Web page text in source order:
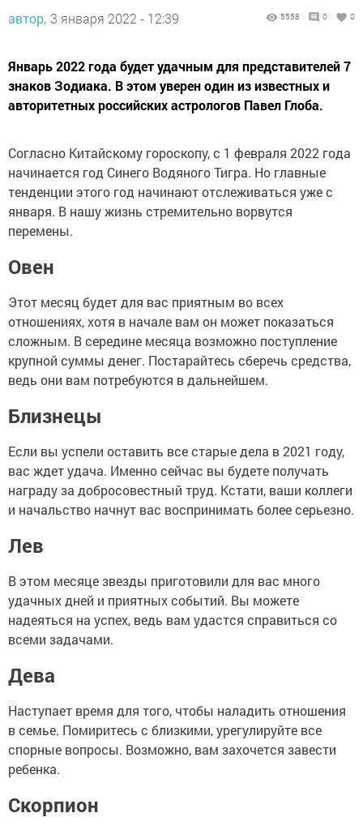
автор, 3 января 2022 - 12:39 5558 0 0
Январь 2022 года будет удачным для представителей 7
знаков Зодиака. В этом уверен один из известных и
авторитетных российских астрологов Павел Глоба.
Согласно Китайскому гороскопу, с 1 февраля 2022 года
начинается год Синего Водяного Тигра. Но главные
тенденции этого год начинают отслеживаться уже с
января. В нашу жизнь стремительно ворвутся
перемены.
Овен
Этот месяц будет для вас приятным во всех
отношениях, хотя в начале вам он может показаться
сложным. В середине месяца возможно поступление
крупной суммы денег. Постарайтесь сберечь средства,
ведь они вам потребуются в дальнейшем.
Близнецы
Если вы успели оставить все старые дела в 2021 году,
вас ждет удача. Именно сейчас вы будете получать
награду за добросовестный труд. Кстати, ваши коллеги
и начальство начнут вас воспринимать более серьезно.
Лев
В этом месяце звезды приготовили для вас много
удачных дней и приятных событий. Вы можете
надеяться на успех, ведь вам удастся справиться со
всеми задачами.
Дева
Наступает время для того, чтобы наладить отношения
в семье. Помиритесь с близкими, урегулируйте все
спорные вопросы. Возможно, вам захочется завести
ребенка.
Скорпион